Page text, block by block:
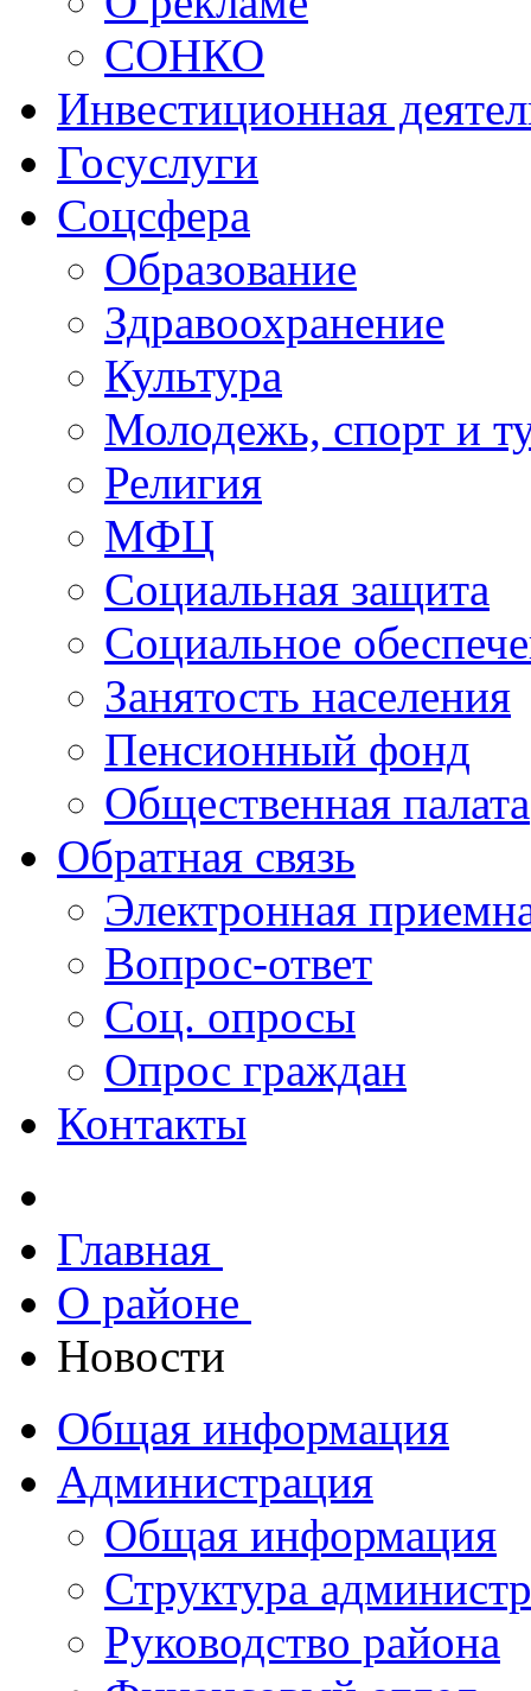
СОНКО
Инвестиционная
Госуслуги
Соцсфера
Образование
Здравоохранение
Культура
Молодежь, спорт и
Религия
МФЦ
Социальная защита
Социальное
Занятость населения
Пенсионный фонд
Общественная палата
Обратная связь
Электронная
Вопрос-ответ
Соц. опросы
Опрос граждан
Контакты
Главная
О районе
Новости
Общая информация
Администрация
Общая информация
Структура
Руководство района